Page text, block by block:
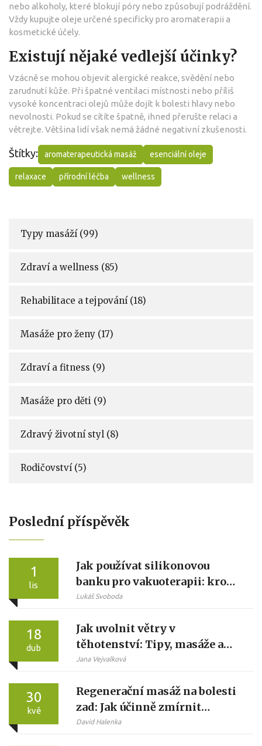
nebo alkoholy, které blokují póry nebo způsobují podráždění.
Vždy kupujte oleje určené specificky pro aromaterapii a
kosmetické účely.
Existují nějaké vedlejší účinky?
Vzácně se mohou objevit alergické reakce, svědění nebo
zarudnutí kůže. Při špatné ventilaci místnosti nebo příliš
vysoké koncentraci olejů může dojít k bolesti hlavy nebo
nevolnosti. Pokud se cítíte špatně, ihned přerušte relaci a
větrejte. Většina lidí však nemá žádné negativní zkušenosti.
Štítky: aromaterapeutická masáž esenciální oleje
relaxace přírodní léčba wellness
Typy masáží (99)
Zdraví a wellness (85)
Rehabilitace a tejpování (18)
Masáže pro ženy (17)
Zdraví a fitness (9)
Masáže pro děti (9)
Zdravý životní styl (8)
Rodičovství (5)
Poslední příspěvěk
1
lis
Jak používat silikonovou
banku pro vakuoterapii: krok
za krokem
Lukáš Svoboda
18
dub
Jak uvolnit větry v
těhotenství: Tipy, masáže a
domácí pomoc
Jana Vejvalková
30
kvě
Regenerační masáž na bolesti
zad: Jak účinně zmírnit
svalové napětí
David Halenka